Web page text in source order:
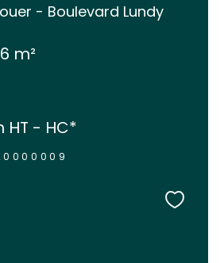
- Boulevard Lundy
m²
HT - HC*